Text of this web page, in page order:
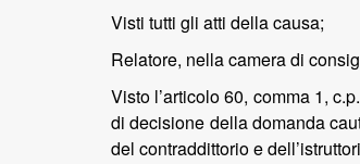
Visti tutti gli atti della causa;
Relatore, nella camera di
Visto l’articolo 60, comma 1,
di decisione della domanda
del contraddittorio e